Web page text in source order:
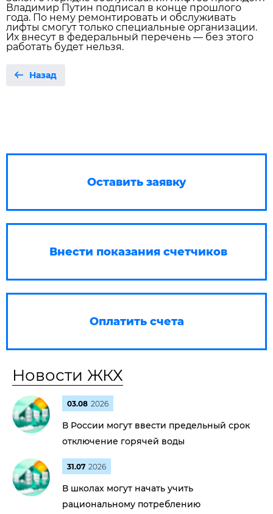
Владимир Путин подписал в конце прошлого
года. По нему ремонтировать и обслуживать
лифты смогут только специальные организации.
Их внесут в федеральный перечень — без этого
работать будет нельзя.
Назад
Оставить заявку
Внести показания счетчиков
Оплатить счета
Новости ЖКХ
03.08 2026
В России могут ввести предельный срок
отключение горячей воды
31.07 2026
В школах могут начать учить
рациональному потреблению